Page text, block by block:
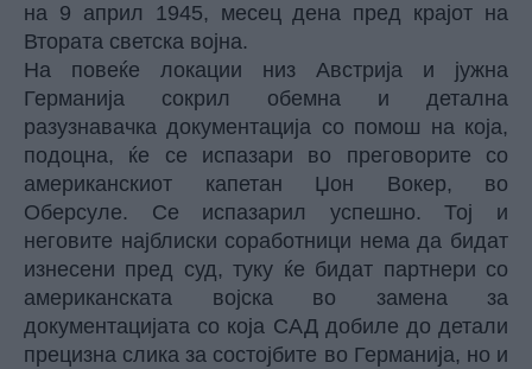
на 9 април 1945, месец дена пред крајот на
Втората светска војна.
На повеќе локации низ Австрија и јужна
Германија сокрил обемна и детална
разузнавачка документација со помош на која,
подоцна, ќе се испазари во преговорите со
американскиот капетан Џон Вокер, во
Оберсуле. Се испазарил успешно. Тој и
неговите најблиски соработници нема да бидат
изнесени пред суд, туку ќе бидат партнери со
американската војска во замена за
документацијата со која САД добиле до детали
прецизна слика за состојбите во Германија, но и